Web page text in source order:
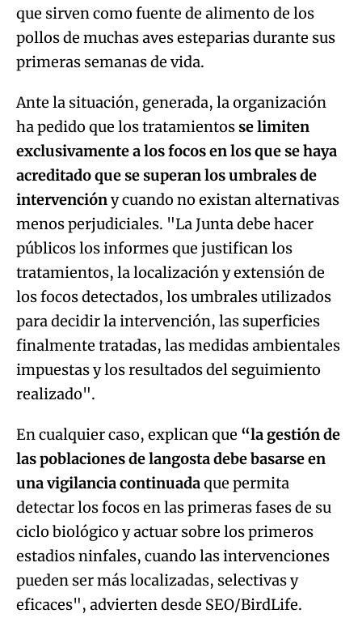
que sirven como fuente de alimento de los
pollos de muchas aves esteparias durante sus
primeras semanas de vida.
Ante la situación, generada, la organización
ha pedido que los tratamientosse limiten
exclusivamente a los focos en los que se haya
acreditado que se superan los umbrales de
intervencióny cuando no existan alternativas
menos perjudiciales. "La Junta debe hacer
públicos los informes que justifican los
tratamientos, la localización y extensión de
los focos detectados, los umbrales utilizados
para decidir la intervención, las superficies
finalmente tratadas, las medidas ambientales
impuestas y los resultados del seguimiento
realizado".
En cualquier caso, explican que “la gestión de
las poblaciones de langosta debe basarse en
una vigilancia continuadaque permita
detectar los focos en las primeras fases de su
ciclo biológico y actuar sobre los primeros
estadios ninfales, cuando las intervenciones
pueden ser más localizadas, selectivas y
eficaces", advierten desde SEO/BirdLife.